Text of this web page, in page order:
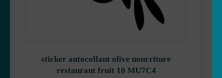
sticker autocollant olive nourriture
restaurant fruit 10 MU7C4